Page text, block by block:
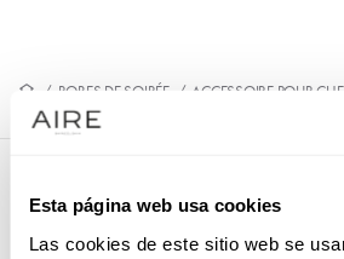
Esta página web usa cookies
Las cookies de este sitio web se
/ ROBES DE SOIRÉE / ACCESSOIRE POUR
9QT16TOC00
Coiffe de soirée. Nœud et plumes.